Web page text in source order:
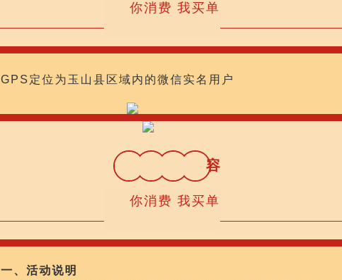
你消费 我买单
GPS定位为玉山县区域内的微信实名用户
容
你消费 我买单
一、活动说明